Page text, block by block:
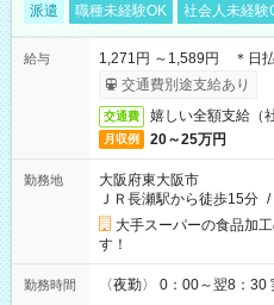
派遣 職種未経験OK 社会人未経験
給与
1,271円 ～1,589円 ＊日
交通費別途支給あり
交通費 嬉しい全額支給（
月収例 20～25万円
勤務地
大阪府東大阪市
ＪＲ長瀬駅から徒歩15分 /
大手スーパーの食品加
す！
勤務時間 〈夜勤〉 0：00～翌8：